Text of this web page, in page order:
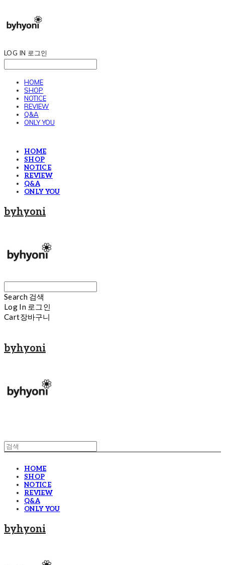
LOG IN 로그인
HOME
SHOP
NOTICE
REVIEW
Q&A
ONLY YOU
HOME
SHOP
NOTICE
REVIEW
Q&A
ONLY YOU
byhyoni
Search 검색
Log In 로그인
Cart장바구니
byhyoni
HOME
SHOP
NOTICE
REVIEW
Q&A
ONLY YOU
byhyoni